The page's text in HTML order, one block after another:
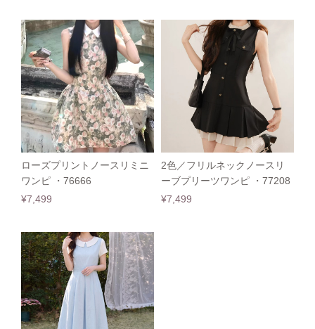
ローズプリントノースリミニ
ワンピ ・76666
¥7,499
2色／フリルネックノースリ
ーブプリーツワンピ ・77208
¥7,499